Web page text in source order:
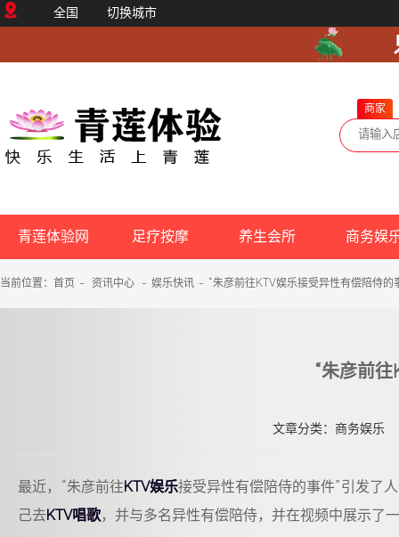
全国 切换城市
商家
青莲体验网 足疗按摩 养生会所 商务娱
当前位置： 首页 - 资讯中心 - 娱乐快讯 - “朱彦前往KTV娱乐接受异性有偿陪侍的
“朱彦前
文章分类：商务娱乐
最近，“朱彦前往KTV娱乐接受异性有偿陪侍的事件”引发了
己去KTV唱歌，并与多名异性有偿陪侍，并在视频中展示了